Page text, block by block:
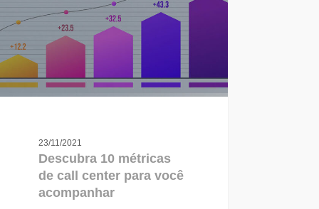
23/11/2021
Descubra 10 métricas
de call center para você
acompanhar